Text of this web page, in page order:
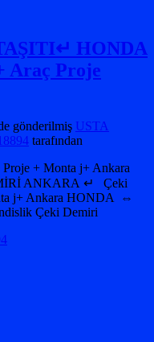
HONDA
Araç Proje
gönderilmiş USTA
tarafından
+ Monta j+ Ankara
ANKARA ↵ Çeki
j+ Ankara HONDA ⇔
Çeki Demiri